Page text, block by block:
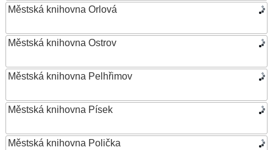
Městská knihovna Orlová
Městská knihovna Ostrov
Městská knihovna Pelhřimov
Městská knihovna Písek
Městská knihovna Polička